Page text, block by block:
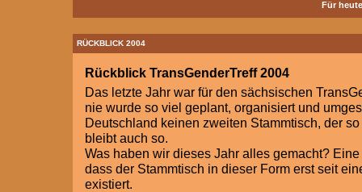
Für
RÜCKBLICK 2004
Rückblick TransGenderTreff 2004
Das letzte Jahr war für den sächsischen
nie wurde so viel geplant, organisiert und
Deutschland keinen zweiten Stammtisch, der
bleibt auch so.
Was haben wir dieses Jahr alles gemacht?
dass der Stammtisch in dieser Form erst seit
existiert.